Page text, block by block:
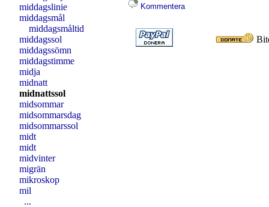
Kommentera
middagslinie
middagsmål
middagsmåltid
middagssol
middagssömn
middagstimme
midja
midnatt
midnattssol
midsommar
midsommarsdag
midsommarssol
midt
midt
midvinter
migrän
mikroskop
mil
...